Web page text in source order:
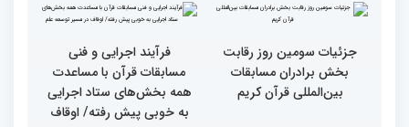
گزارش تصویری بازدید
متسابقین چهلمین دوره
مسابقات بین المللی قرآن
کریم از حسینیه جماران
دیدار متسابقان با
دکترخاموشی تا خوشنویسی
آیات منتخب/ حاشیه های
سومین روز مسابقات قرآن